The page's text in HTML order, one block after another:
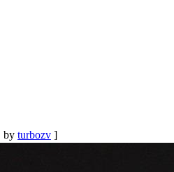
by turbozv ]